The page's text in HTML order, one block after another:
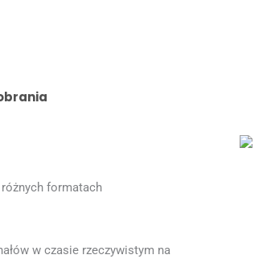
formatach
w czasie rzeczywistym na